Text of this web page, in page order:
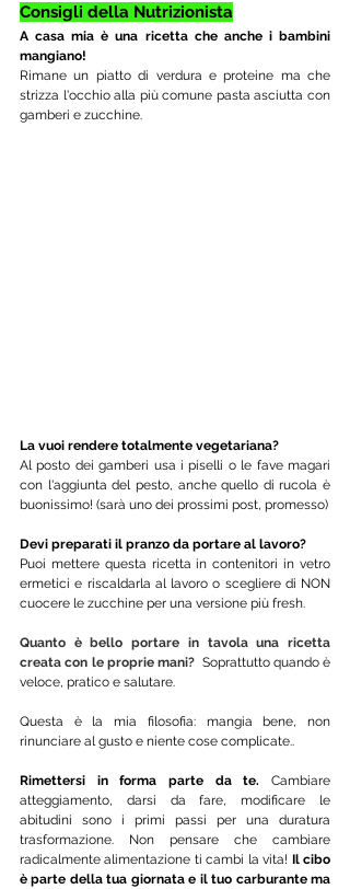
Consigli della Nutrizionista
A casa mia è una ricetta che anche i bambini
mangiano!
Rimane un piatto di verdura e proteine ma che
strizza l'occhio alla più comune pasta asciutta con
gamberi e zucchine.
La vuoi rendere totalmente vegetariana?
Al posto dei gamberi usa i piselli o le fave magari
con l'aggiunta del pesto, anche quello di rucola è
buonissimo! (sarà uno dei prossimi post, promesso)
Devi preparati il pranzo da portare al lavoro?
Puoi mettere questa ricetta in contenitori in vetro
ermetici e riscaldarla al lavoro o scegliere di NON
cuocere le zucchine per una versione più fresh.
Quanto è bello portare in tavola una ricetta
creata con le proprie mani? Soprattutto quando è
veloce, pratico e salutare.
Questa è la mia filosofia: mangia bene, non
rinunciare al gusto e niente cose complicate..
Rimettersi in forma parte da te. Cambiare
atteggiamento, darsi da fare, modificare le
abitudini sono i primi passi per una duratura
trasformazione. Non pensare che cambiare
radicalmente alimentazione ti cambi la vita! Il cibo
è parte della tua giornata e il tuo carburante ma